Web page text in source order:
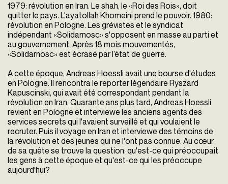
1979: révolution en Iran. Le shah, le «Roi des Rois», doit
quitter le pays. L'ayatollah Khomeini prend le pouvoir. 1980:
révolution en Pologne. Les grévistes et le syndicat
indépendant «Solidarnosc» s'opposent en masse au parti et
au gouvernement. Après 18 mois mouvementés,
«Solidarnosc» est écrasé par l’état de guerre.
A cette époque, Andreas Hoessli avait une bourse d'études
en Pologne. Il rencontra le reporter légendaire Ryszard
Kapuscinski, qui avait été correspondant pendant la
révolution en Iran. Quarante ans plus tard, Andreas Hoessli
revient en Pologne et interviewe les anciens agents des
services secrets qui l'avaient surveillé et qui voulaient le
recruter. Puis il voyage en Iran et interviewe des témoins de
la révolution et des jeunes qui ne l'ont pas connue. Au cœur
de sa quête se trouve la question: qu'est-ce qui préoccupait
les gens à cette époque et qu'est-ce qui les préoccupe
aujourd'hui?